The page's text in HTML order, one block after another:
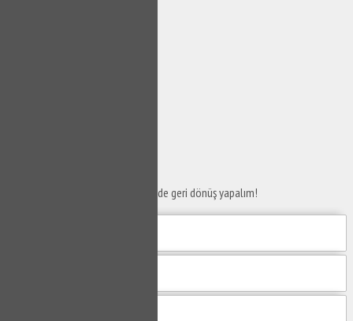
Taleplerinizi bize iletin en kısa sürede geri dönüş yapalım!